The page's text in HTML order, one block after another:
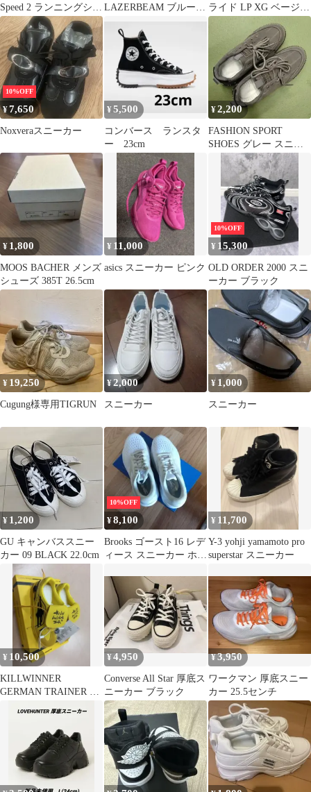
Speed 2 ランニングシュ
ーズ ✨️
LAZERBEAM ブルー/
シルバー
ライド LP XG ベージ
ュ 27.5センチ
10%OFF
¥7,650
Noxveraスニーカー
¥5,500
コンバース ランスタ
ー 23cm
¥2,200
FASHION SPORT
SHOES グレー スニー
カー
¥ 1,800
MOOS BACHER メンズ
シューズ 385T 26.5cm
¥ 11,000
asics スニーカー ピンク
10%OFF
¥ 15,300
OLD ORDER 2000 スニ
ーカー ブラック
¥ 19,250
Cugung様専用TIGRUN
¥2,000
スニーカー
¥ 1,000
スニーカー
¥ 1,200
GU キャンバススニー
カー 09 BLACK 22.0cm
10%OFF
¥8,100
Brooks ゴースト16 レデ
ィース スニーカー ホワ
¥ 11,700
Y-3 yohji yamamoto pro
superstar スニーカー
¥ 10,500
KILLWINNER
GERMAN TRAINER ス
¥4,950
Converse All Star 厚底ス
ニーカー ブラック
¥3,950
ワークマン 厚底スニー
カー 25.5センチ